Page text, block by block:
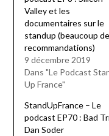
Valley et les
documentaires sur le
standup (beaucoup de
recommandations)
9 décembre 2019
Dans "Le Podcast
Up France"
StandUpFrance – Le
podcast EP70 : Bad
Dan Soder